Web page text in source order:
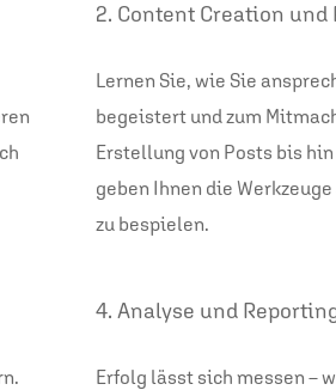
2. Content Creation und
Lernen Sie, wie Sie
begeistert und zum
Erstellung von Posts bis
geben Ihnen die
zu bespielen.
4. Analyse und
Erfolg lässt sich messen –